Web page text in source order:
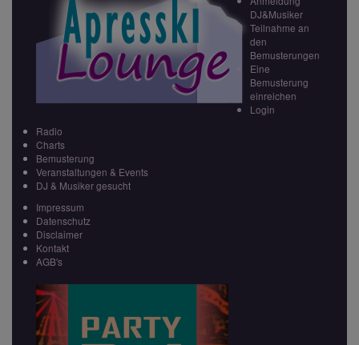
DJ&Musiker
Teilnahme an
den
Bemusterungen
Eine
Bemusterung
einreichen
Login
Radio
Charts
Bemusterung
Veranstaltungen & Events
DJ & Musiker gesucht
Impressum
Datenschutz
Disclaimer
Kontakt
AGB's